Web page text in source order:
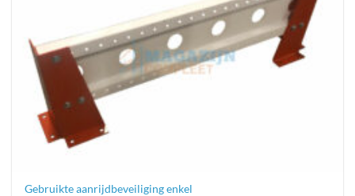
Gebruikte aanrijdbeveiliging enkel